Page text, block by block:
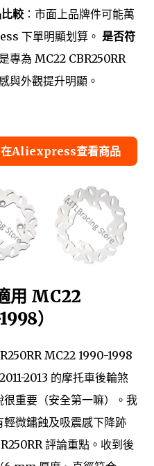
較 ：市面上品牌件可能萬
下單明顯划算。 是否符
專為 MC22 CBR250RR
與外觀提升明顯。
在Aliexpress查看商品
用 MC22
）
MC22 1990-1998
2013 的摩托車後輪煞
重要（安全第一嘛）。我
微鏽蝕及吸震感下降跡
評論重點。收到後